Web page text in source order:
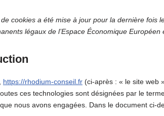
cookies a été mise à jour pour la dernière fois
légaux de l’Espace Économique Européen
https://rhodium-conseil.fr (ci-après : « le site web
ces technologies sont désignées par le
nous avons engagées. Dans le document ci-